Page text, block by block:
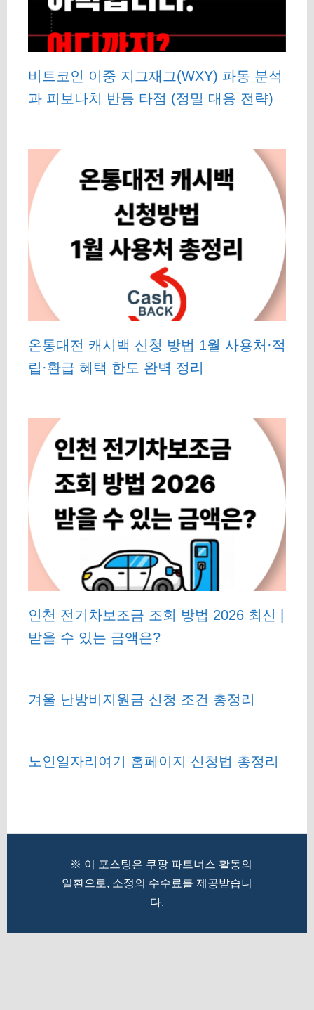
비트코인 이중 지그재그(WXY) 파동 분석
과 피보나치 반등 타점 (정밀 대응 전략)
온통대전 캐시백 신청 방법 1월 사용처·적
립·환급 혜택 한도 완벽 정리
인천 전기차보조금 조회 방법 2026 최신 |
받을 수 있는 금액은?
겨울 난방비지원금 신청 조건 총정리
노인일자리여기 홈페이지 신청법 총정리
※ 이 포스팅은 쿠팡 파트너스 활동의
일환으로, 소정의 수수료를 제공받습니
다.